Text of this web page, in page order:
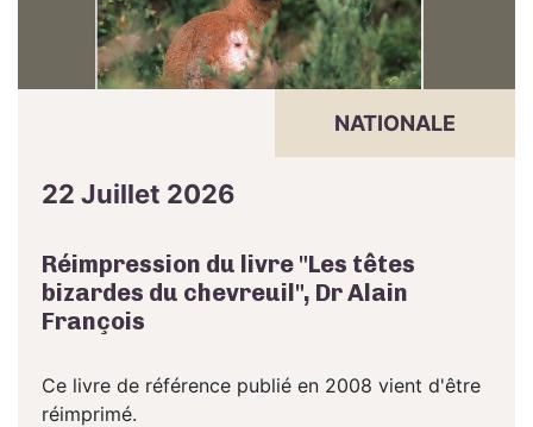
NATIONALE
22 Juillet 2026
Réimpression du livre "Les têtes
bizardes du chevreuil", Dr Alain
François
Ce livre de référence publié en 2008 vient d'être
réimprimé.